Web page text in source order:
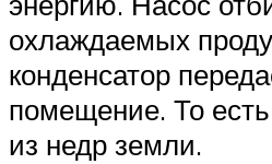
охлаждаемых
конденсатор
помещение. То
из недр земли.